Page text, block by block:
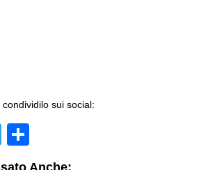
sui social:
T
el o
Anche: